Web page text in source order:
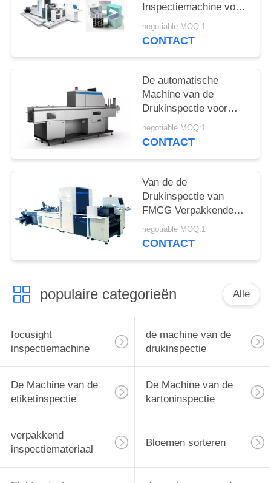
Inspectiemachine voor
Wodka die Kartons
vouwen
negotiable MOQ:1
CONTACT
De automatische
Machine van de
Drukinspectie voor
Kledingstuk etiketteert
Systeem voor
negotiable MOQ:1
CONTACT
Van de de
Drukinspectie van
FMCG Verpakkende
Machine 250m/Min
voor het Vouwen van
negotiable MOQ:1
CONTACT
populaire categorieën Alle
focusight
inspectiemachine
de machine van de
drukinspectie
De Machine van de
etiketinspectie
De Machine van de
kartoninspectie
verpakkend
inspectiemateriaal
Bloemen sorteren